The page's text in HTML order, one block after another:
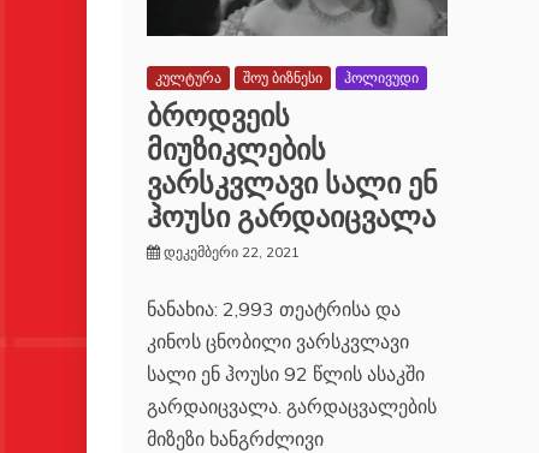
კულტურა შოუ ბიზნესი ჰოლივუდი
ბროდვეის
მიუზიკლების
ვარსკვლავი სალი ენ
ჰოუსი გარდაიცვალა
დეკემბერი 22, 2021
ნანახია: 2,993 თეატრისა და
კინოს ცნობილი ვარსკვლავი
სალი ენ ჰოუსი 92 წლის ასაკში
გარდაიცვალა. გარდაცვალების
მიზეზი ხანგრძლივი